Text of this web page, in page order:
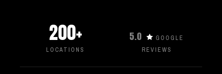
200+
LOCATIONS
5.0
GOOGLE
REVIEWS